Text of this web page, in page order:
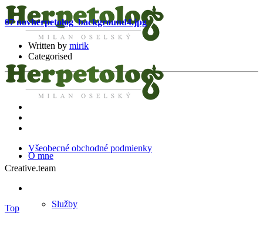
O mne
Služby
07 novherpetolog_background4.jpg
Written by mirik
Categorised
Všeobecné obchodné podmienky
Creative.team
Top